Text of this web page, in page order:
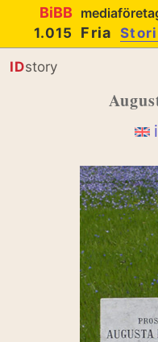
BiBB
1.015
Fria
IDstory